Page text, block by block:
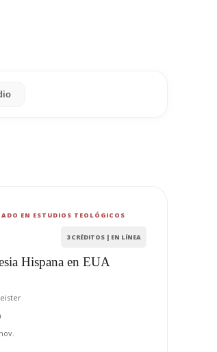
EN ESTUDIOS TEOLÓGICOS
3 CRÉDITOS | EN LÍNEA
Hispana en EUA